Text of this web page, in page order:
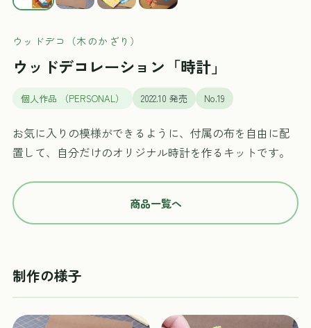
ウッドデコ（木のかざり）
ウッドデコレーション「時計」
個人作品 （PERSONAL） 2022.10 発売 No.19
お気に入りの模様ができるように、付属の布を自由に配
置して、自分だけのオリジナル時計を作るキットです。
商品一覧へ
制作の様子